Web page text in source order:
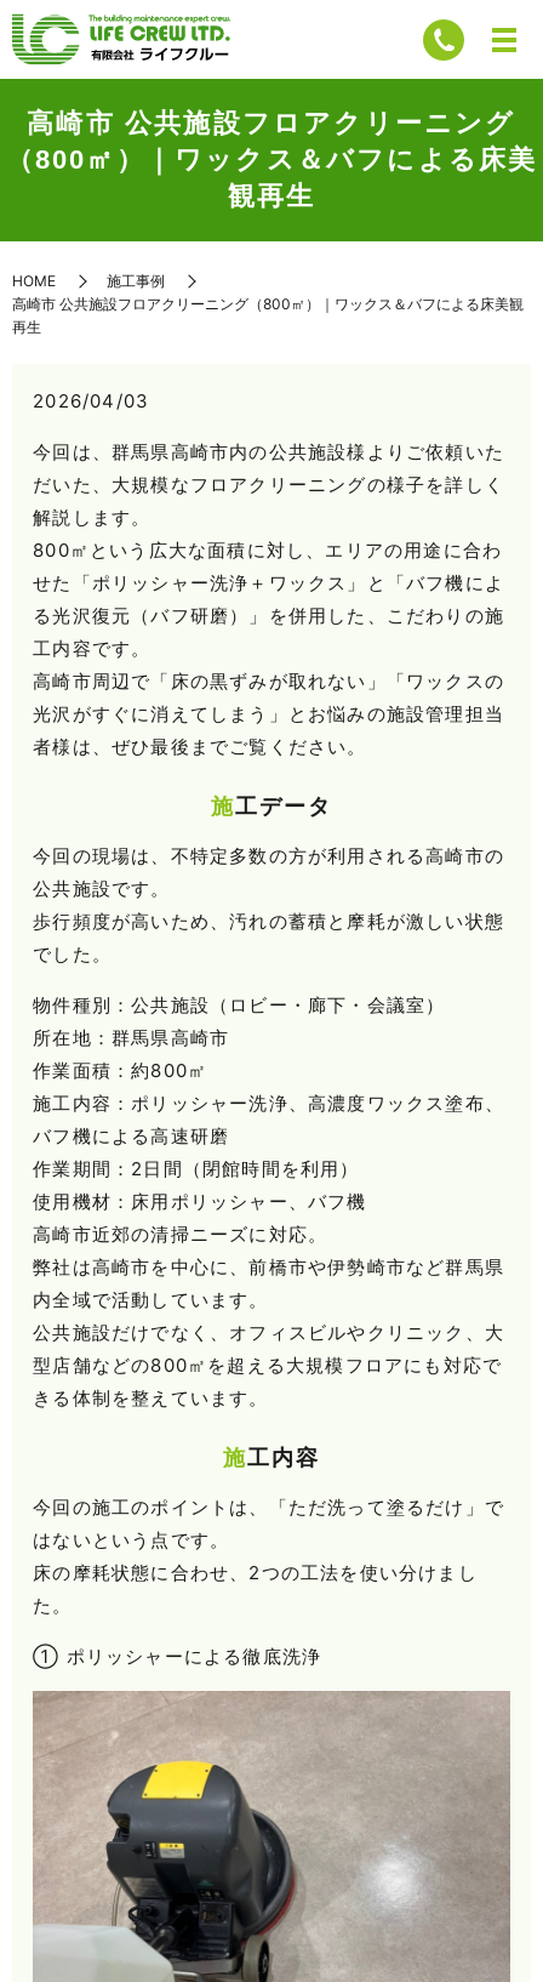
高崎市 公共施設フロアクリーニング
（800㎡）｜ワックス＆バフによる床美
観再生
HOME
施工事例
高崎市 公共施設フロアクリーニング（800㎡）｜ワックス＆バフによる床美観
再生
2026/04/03
今回は、群馬県高崎市内の公共施設様よりご依頼いた
だいた、大規模なフロアクリーニングの様子を詳しく
解説します。
800㎡という広大な面積に対し、エリアの用途に合わ
せた「ポリッシャー洗浄＋ワックス」と「バフ機によ
る光沢復元（バフ研磨）」を併用した、こだわりの施
工内容です。
高崎市周辺で「床の黒ずみが取れない」「ワックスの
光沢がすぐに消えてしまう」とお悩みの施設管理担当
者様は、ぜひ最後までご覧ください。
施工データ
今回の現場は、不特定多数の方が利用される高崎市の
公共施設です。
歩行頻度が高いため、汚れの蓄積と摩耗が激しい状態
でした。
物件種別：公共施設（ロビー・廊下・会議室）
所在地：群馬県高崎市
作業面積：約800㎡
施工内容：ポリッシャー洗浄、高濃度ワックス塗布、
バフ機による高速研磨
作業期間：2日間（閉館時間を利用）
使用機材：床用ポリッシャー、バフ機
高崎市近郊の清掃ニーズに対応。
弊社は高崎市を中心に、前橋市や伊勢崎市など群馬県
内全域で活動しています。
公共施設だけでなく、オフィスビルやクリニック、大
型店舗などの800㎡を超える大規模フロアにも対応で
きる体制を整えています。
施工内容
今回の施工のポイントは、「ただ洗って塗るだけ」で
はないという点です。
床の摩耗状態に合わせ、2つの工法を使い分けまし
た。
① ポリッシャーによる徹底洗浄